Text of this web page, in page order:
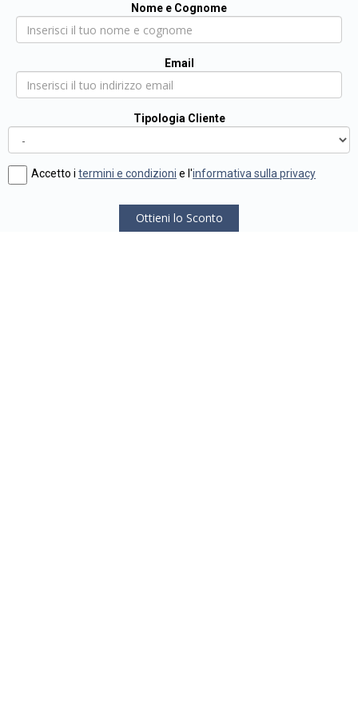
Nome e Cognome
Email
Tipologia Cliente
Accetto i termini e condizioni e l'informativa sulla privacy
Ottieni lo Sconto